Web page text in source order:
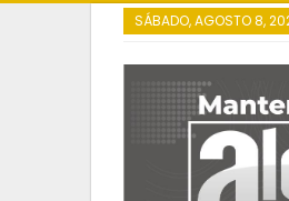
SÁBADO, AGOSTO 8,